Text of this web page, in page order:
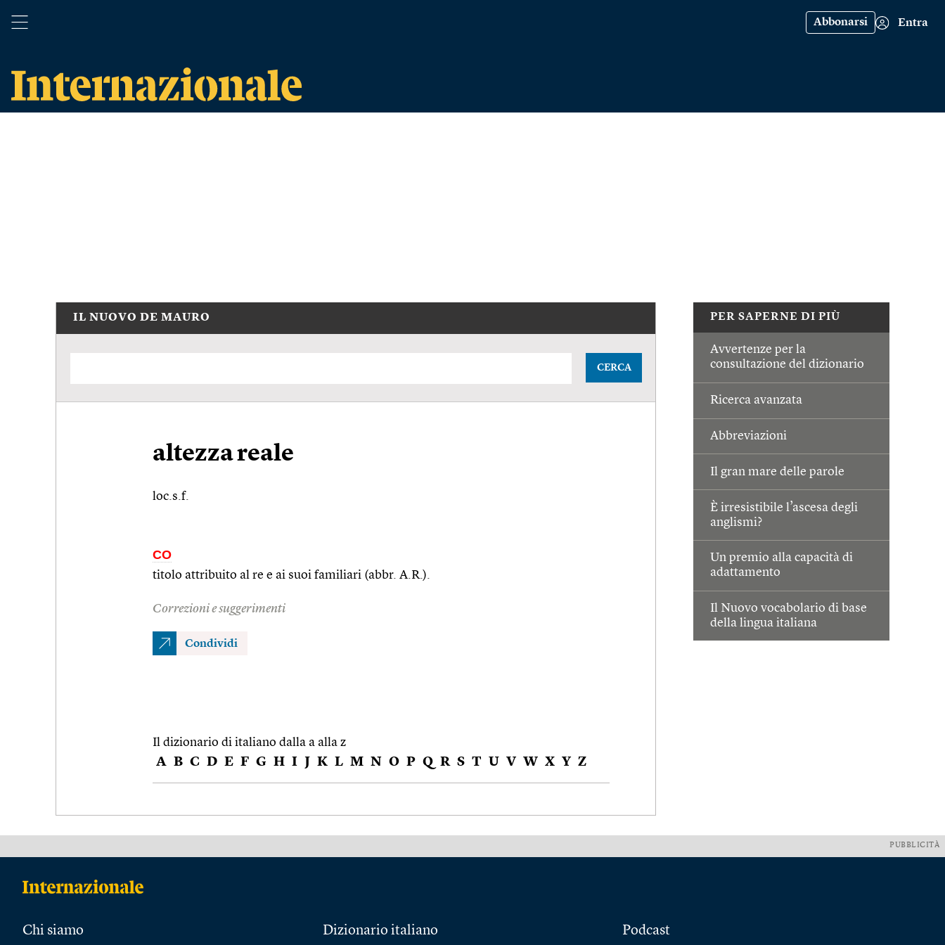
Abbonarsi Entra
PER SAPERNE DI PIÙ
Avvertenze per la
consultazione del dizionario
Ricerca avanzata
Abbreviazioni
Il gran mare delle parole
È irresistibile l’ascesa degli
anglismi?
Un premio alla capacità di
adattamento
Il Nuovo vocabolario di base
della lingua italiana
IL NUOVO DE MAURO
CERCA
altezza reale
loc.s.f.
CO
titolo attribuito al re e ai suoi familiari (abbr. A.R.).
Correzioni e suggerimenti
Condividi
Il dizionario di italiano dalla a alla z
A B C D E F G H I J K L M N O P Q R S T U V W X Y Z
PUBBLICITÀ
Chi siamo Dizionario italiano Podcast